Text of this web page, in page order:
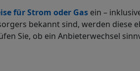
für Strom oder Gas ein –
bekannt sind, werden
Sie, ob ein Anbieterwechsel